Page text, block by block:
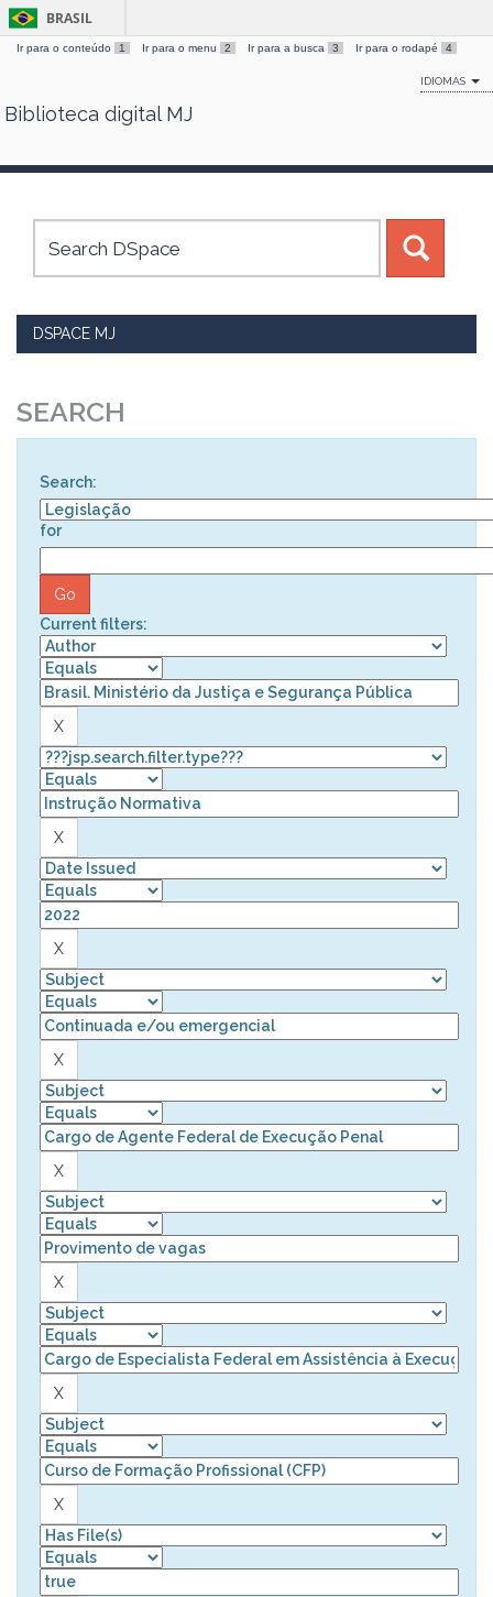
Skip
BRASIL
Ir para o conteúdo 1 Ir para o menu 2 Ir para a busca 3 Ir para o rodapé 4
IDIOMAS
Biblioteca digital MJ
DSPACE MJ
SEARCH
Search:
for
Current filters: